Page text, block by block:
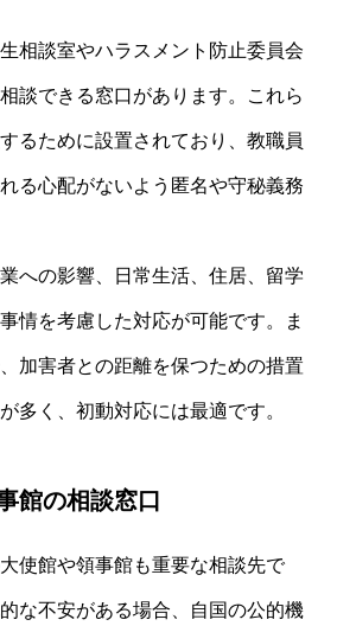
相談室やハラスメント防止委員会
談できる窓口があります。これら
るために設置されており、教職員
る心配がないよう匿名や守秘義務
への影響、日常生活、住居、留学
情を考慮した対応が可能です。ま
加害者との距離を保つための措置
多く、初動対応には最適です。
館の相談窓口
使館や領事館も重要な相談先で
な不安がある場合、自国の公的機